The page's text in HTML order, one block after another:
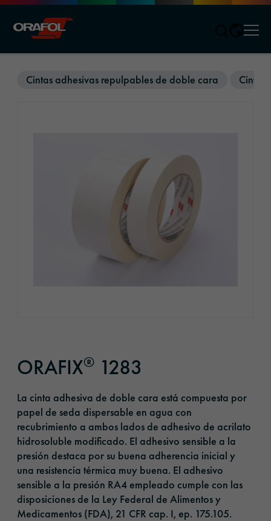
Cintas adhesivas repulpables de doble cara Cintas
ORAFIX® 1283
La cinta adhesiva de doble cara está compuesta por
papel de seda dispersable en agua con
recubrimiento a ambos lados de adhesivo de acrilato
hidrosoluble modificado. El adhesivo sensible a la
presión destaca por su buena adherencia inicial y
una resistencia térmica muy buena. El adhesivo
sensible a la presión RA4 empleado cumple con las
disposiciones de la Ley Federal de Alimentos y
Medicamentos (FDA), 21 CFR cap. I, ep. 175.105.